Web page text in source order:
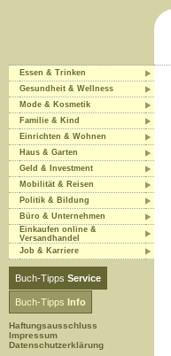
Essen & Trinken
Gesundheit & Wellness
Mode & Kosmetik
Familie & Kind
Einrichten & Wohnen
Haus & Garten
Geld & Investment
Mobilität & Reisen
Politik & Bildung
Büro & Unternehmen
Einkaufen online &
Versandhandel
Job & Karriere
Buch-Tipps Service
Buch-Tipps Info
Haftungsausschluss
Impressum
Datenschutzerklärung